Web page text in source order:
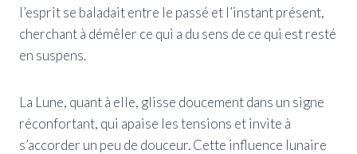
l’esprit se baladait entre le passé et l’instant présent,
cherchant à démêler ce qui a du sens de ce qui est resté
en suspens.
La Lune, quant à elle, glisse doucement dans un signe
réconfortant, qui apaise les tensions et invite à
s’accorder un peu de douceur. Cette influence lunaire